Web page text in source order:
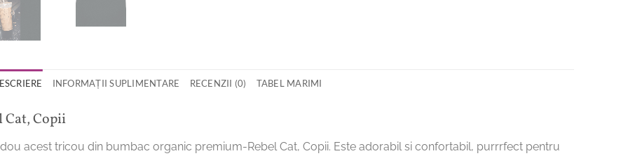
INFORMAȚII SUPLIMENTARE RECENZII (0) TABEL MARIMI
Cat, Copii
acest tricou din bumbac organic premium-Rebel Cat, Copii. Este adorabil si confortabil, purrrfect pentru